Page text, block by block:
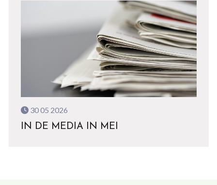
30 05 2026
IN DE MEDIA IN MEI